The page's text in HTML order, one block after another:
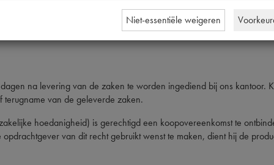
faillissement jegens of van de opdrachtgever zijn alle vorderingen
na levering van de zaken te worden ingediend bij ons kantoor.
terugname van de geleverde zaken.
hoedanigheid) is gerechtigd een koopovereenkomst te
van dit recht gebruikt wenst te maken, dient hij de
Niet-essentiële weigeren